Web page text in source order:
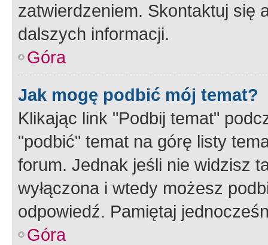
zatwierdzeniem. Skontaktuj się
dalszych informacji.
Góra
Jak mogę podbić mój temat?
Klikając link "Podbij temat"
"podbić" temat na górę listy
forum. Jednak jeśli nie widzisz
wyłączona i wtedy możesz
odpowiedź. Pamiętaj
Góra